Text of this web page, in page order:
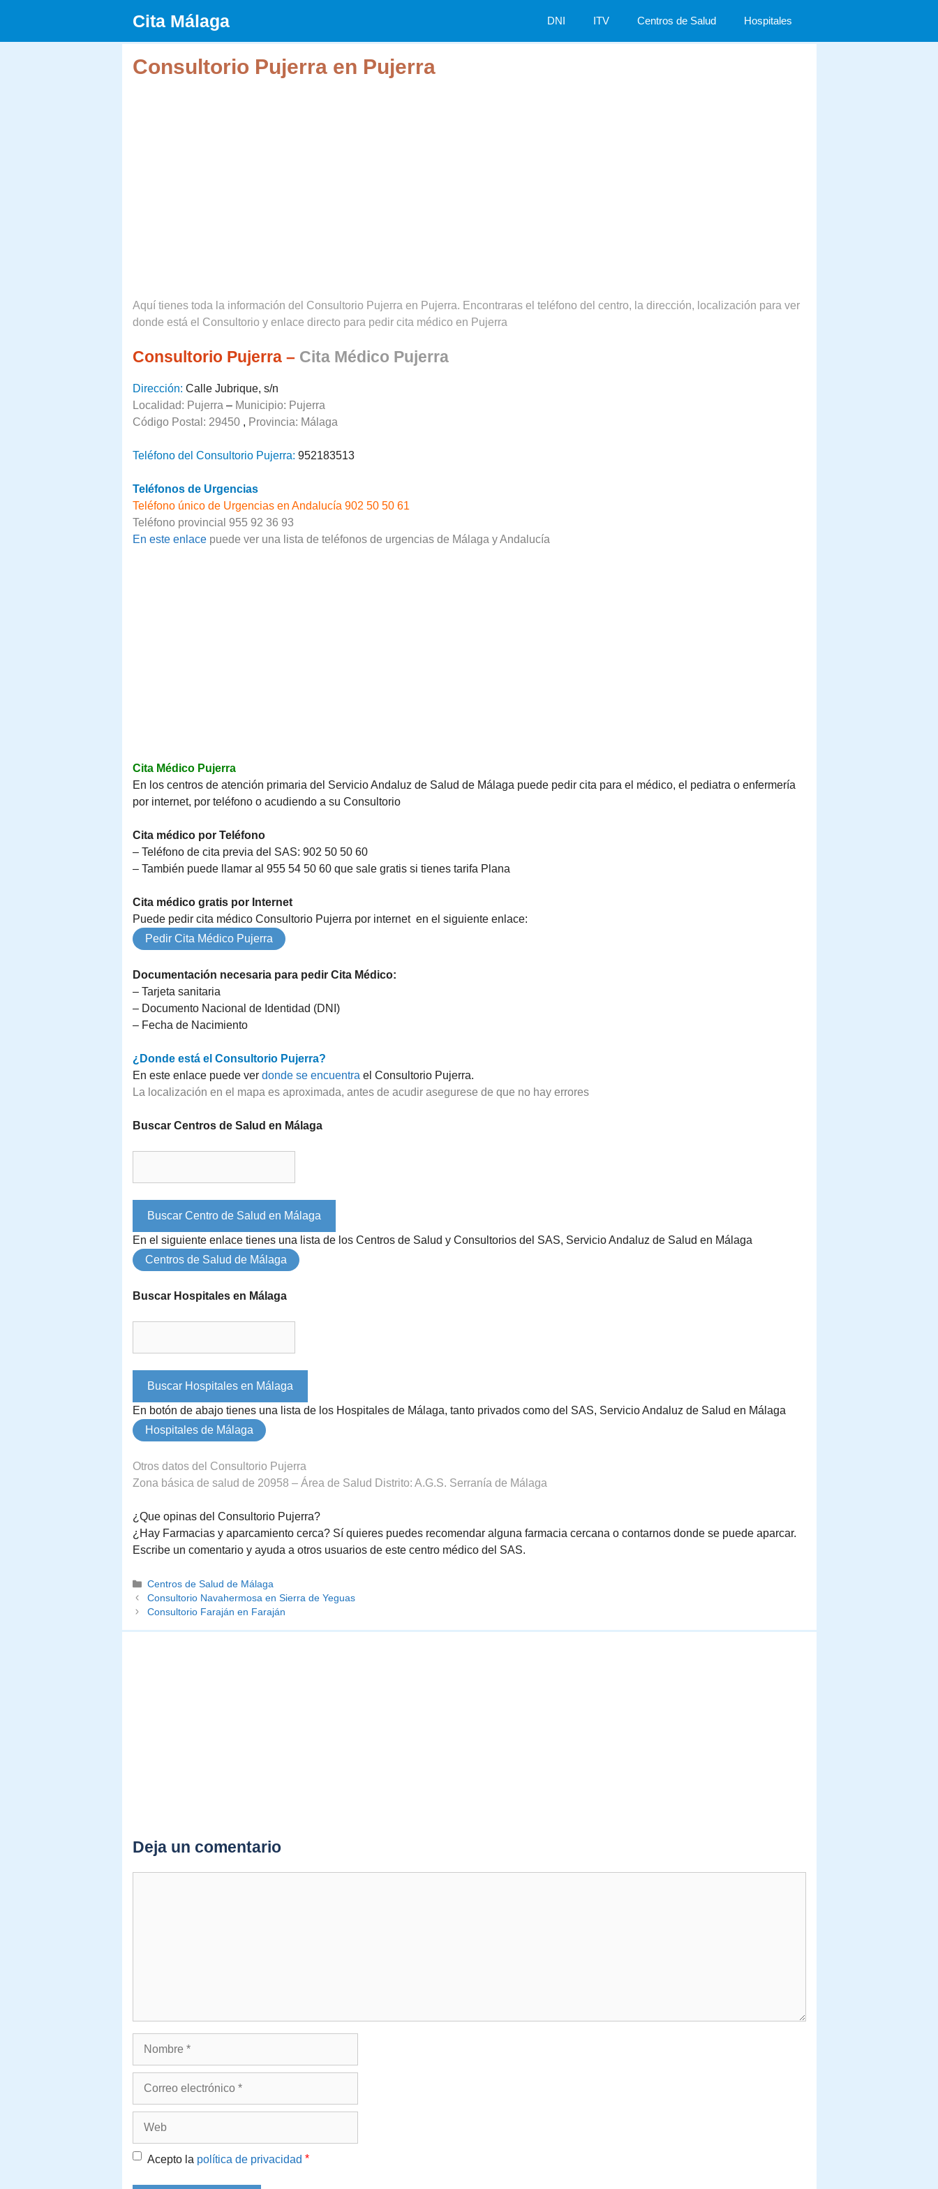
contenido
Cita Málaga DNI ITV Centros de Salud Hospitales
Consultorio Pujerra en Pujerra
Aquí tienes toda la información del Consultorio Pujerra en Pujerra. Encontraras el teléfono del centro, la dirección, localización para ver
donde está el Consultorio y enlace directo para pedir cita médico en Pujerra
Consultorio Pujerra – Cita Médico Pujerra
Dirección: Calle Jubrique, s/n
Localidad: Pujerra – Municipio: Pujerra
Código Postal: 29450 , Provincia: Málaga
Teléfono del Consultorio Pujerra: 952183513
Teléfonos de Urgencias
Teléfono único de Urgencias en Andalucía 902 50 50 61
Teléfono provincial 955 92 36 93
En este enlacepuede ver una lista de teléfonos de urgencias de Málaga y Andalucía
Cita Médico Pujerra
En los centros de atención primaria del Servicio Andaluz de Salud de Málaga puede pedir cita para el médico, el pediatra o enfermería
por internet, por teléfono o acudiendo a su Consultorio
Cita médico por Teléfono
– Teléfono de cita previa del SAS: 902 50 50 60
– También puede llamar al 955 54 50 60 que sale gratis si tienes tarifa Plana
Cita médico gratis por Internet
Puede pedir cita médico Consultorio Pujerra por internet en el siguiente enlace:
Pedir Cita Médico Pujerra
Documentación necesaria para pedir Cita Médico:
– Tarjeta sanitaria
– Documento Nacional de Identidad (DNI)
– Fecha de Nacimiento
¿Donde está el Consultorio Pujerra?
En este enlace puede ver donde se encuentra el Consultorio Pujerra.
La localización en el mapa es aproximada, antes de acudir asegurese de que no hay errores
Buscar Centros de Salud en Málaga
En el siguiente enlace tienes una lista de los Centros de Salud y Consultorios del SAS, Servicio Andaluz de Salud en Málaga
Centros de Salud de Málaga
Buscar Hospitales en Málaga
En botón de abajo tienes una lista de los Hospitales de Málaga, tanto privados como del SAS, Servicio Andaluz de Salud en Málaga
Hospitales de Málaga
Otros datos del Consultorio Pujerra
Zona básica de salud de 20958 – Área de Salud Distrito: A.G.S. Serranía de Málaga
¿Que opinas del Consultorio Pujerra?
¿Hay Farmacias y aparcamiento cerca? Sí quieres puedes recomendar alguna farmacia cercana o contarnos donde se puede aparcar.
Escribe un comentario y ayuda a otros usuarios de este centro médico del SAS.
Categorías
Centros de Salud de Málaga
Consultorio Navahermosa en Sierra de Yeguas
Consultorio Faraján en Faraján
Deja un comentario
Acepto la política de privacidad *